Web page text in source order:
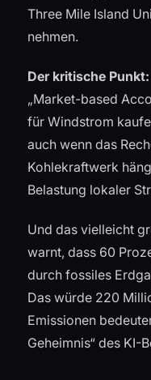
Three Mile Island
nehmen.
Der kritische Punkt:
„Market-based
für Windstrom
auch wenn das
Kohlekraftwerk
Belastung lokaler
Und das vielleicht
warnt, dass 60
durch fossiles
Das würde 220
Emissionen
Geheimnis“ des KI-